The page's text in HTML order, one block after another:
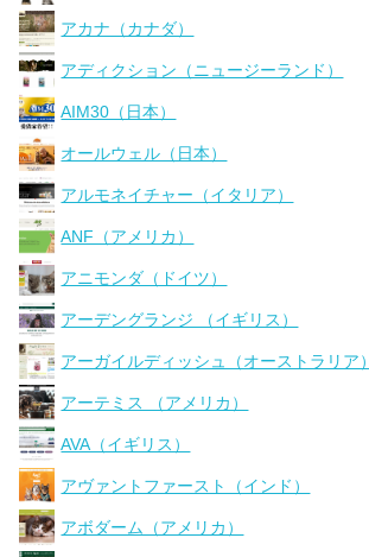
アカナ（カナダ）
アディクション（ニュージーランド）
AIM30（日本）
オールウェル（日本）
アルモネイチャー（イタリア）
ANF（アメリカ）
アニモンダ（ドイツ）
アーデングランジ （イギリス）
アーガイルディッシュ（オーストラリア）
アーテミス （アメリカ）
AVA（イギリス）
アヴァントファースト（インド）
アボダーム（アメリカ）